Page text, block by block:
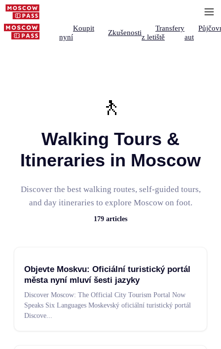
Koupit
nyní
Zkušenosti
Transfery
z letiště
aut
🚶
Walking Tours &
Itineraries in Moscow
Discover the best walking routes, self-guided tours,
and day itineraries to explore Moscow on foot.
179 articles
Objevte Moskvu: Oficiální turistický portál
města nyní mluví šesti jazyky
Discover Moscow: The Official City Tourism Portal Now
Speaks Six Languages Moskevský oficiální turistický portál
Discove...